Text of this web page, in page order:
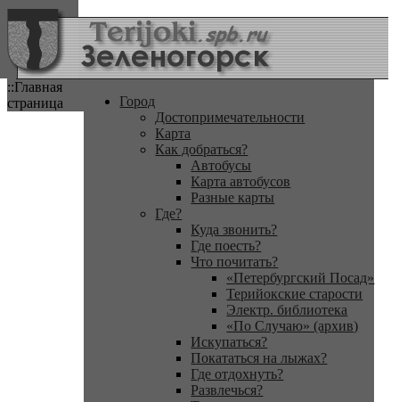
::Главная
страница
Город
Достопримечательности
Карта
Как добраться?
Автобусы
Карта автобусов
Разные карты
Где?
Куда звонить?
Где поесть?
Что почитать?
«Петербургский Посад»
Терийокские старости
Электр. библиотека
«По Случаю» (архив)
Искупаться?
Покататься на лыжах?
Где отдохнуть?
Развлечься?